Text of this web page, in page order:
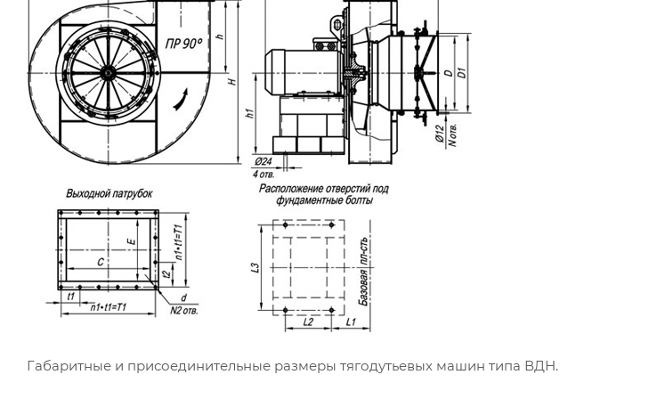
Габаритные и присоединительные размеры тягодутьевых машин типа ВДН.